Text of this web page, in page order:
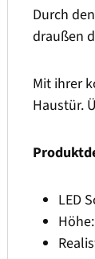
Durch den
draußen
Mit ihrer
Haustür.
LED